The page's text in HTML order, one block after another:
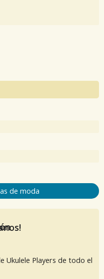
de moda
Ukulele Players de todo el